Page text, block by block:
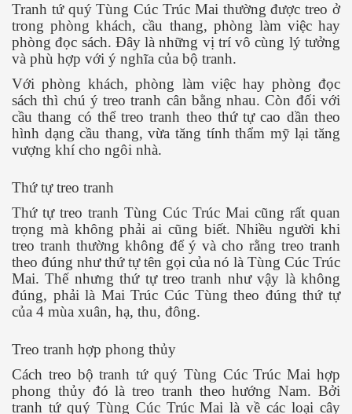
Tranh tứ quý Tùng Cúc Trúc Mai thường được treo ở
trong phòng khách, cầu thang, phòng làm việc hay
phòng đọc sách. Đây là những vị trí vô cùng lý tưởng
và phù hợp với ý nghĩa của bộ tranh.
Với phòng khách, phòng làm việc hay phòng đọc
sách thì chú ý treo tranh cân bằng nhau. Còn đối với
cầu thang có thể treo tranh theo thứ tự cao dần theo
hình dạng cầu thang, vừa tăng tính thẩm mỹ lại tăng
vượng khí cho ngôi nhà.
Thứ tự treo tranh
Thứ tự treo tranh Tùng Cúc Trúc Mai cũng rất quan
trọng mà không phải ai cũng biết. Nhiều người khi
treo tranh thường không để ý và cho rằng treo tranh
theo đúng như thứ tự tên gọi của nó là Tùng Cúc Trúc
Mai. Thế nhưng thứ tự treo tranh như vậy là không
đúng, phải là Mai Trúc Cúc Tùng theo đúng thứ tự
của 4 mùa xuân, hạ, thu, đông.
Treo tranh hợp phong thủy
Cách treo bộ tranh tứ quý Tùng Cúc Trúc Mai hợp
phong thủy đó là treo tranh theo hướng Nam. Bởi
tranh tứ quý Tùng Cúc Trúc Mai là về các loại cây